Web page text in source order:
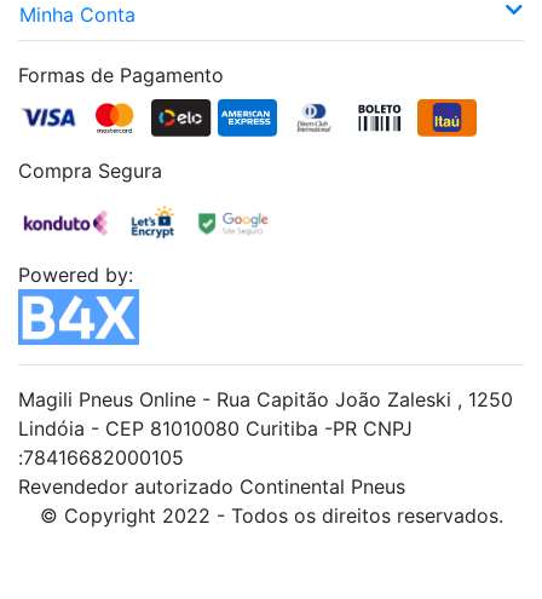
Minha Conta
Formas de Pagamento
Compra Segura
Powered by:
Magili Pneus Online - Rua Capitão João Zaleski , 1250
Lindóia - CEP 81010080 Curitiba -PR CNPJ
:78416682000105
Revendedor autorizado Continental Pneus
© Copyright 2022 - Todos os direitos reservados.